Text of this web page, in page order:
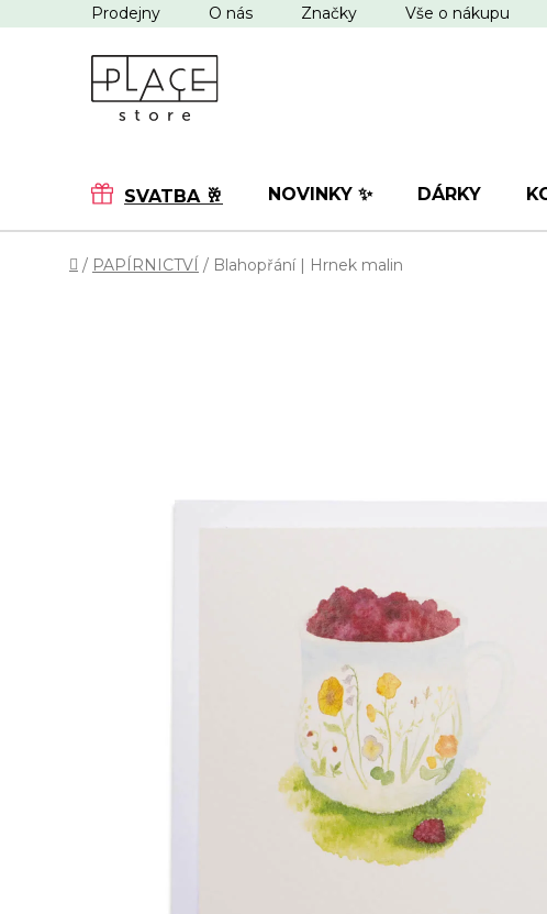
na
Prodejny O nás Značky Vše o nákupu
SVATBA 🥂 NOVINKY ✨ DÁRKY
Domů
/ PAPÍRNICTVÍ / Blahopřání | Hrnek malin